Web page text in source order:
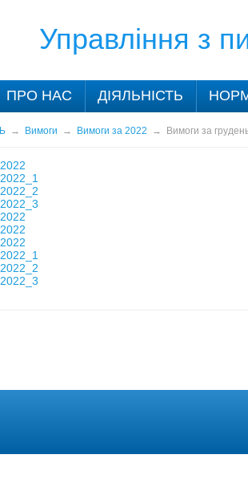
Управління з
ПРО НАС ДІЯЛЬНІСТЬ
→ Вимоги → Вимоги за 2022 → Вимоги за